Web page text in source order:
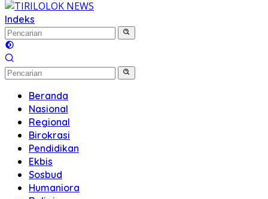
Indeks
Beranda
Nasional
Regional
Birokrasi
Pendidikan
Ekbis
Sosbud
Humaniora